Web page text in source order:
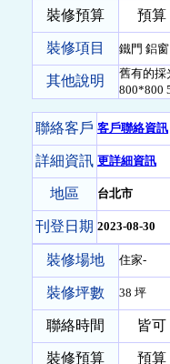
裝修預算 預算
裝修項目 鐵門 鋁
其他說明
舊有的採
800*800
聯絡客戶 客戶聯絡資訊
詳細資訊 更詳細資訊
地區 台北市
刊登日期 2023-08-30
裝修場地 住家-
裝修坪數 38 坪
聯絡時間 皆可
裝修預算 預算